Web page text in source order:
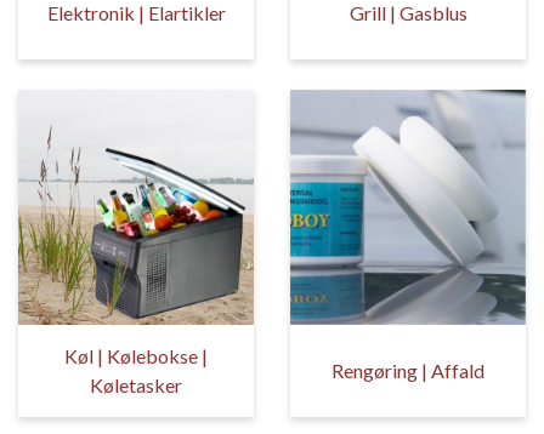
Elektronik | Elartikler Grill | Gasblus
Køl | Kølebokse |
Køletasker
Rengøring | Affald